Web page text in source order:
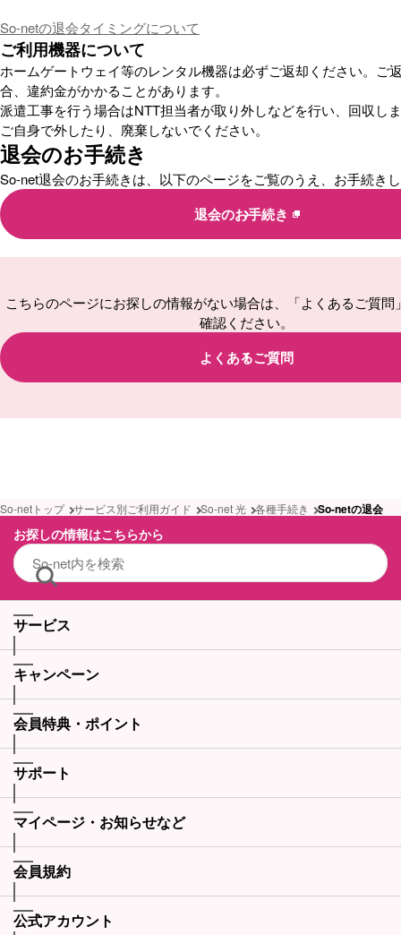
So-netの退会タイミングについて
ご利用機器について
ホームゲートウェイ等のレンタル機器は必ずご返却ください。ご
合、違約金がかかることがあります。
派遣工事を行う場合はNTT担当者が取り外しなどを行い、回収し
ご自身で外したり、廃棄しないでください。
退会のお手続き
So-net退会のお手続きは、以下のページをご覧のうえ、お手続き
退会のお手続き
こちらのページにお探しの情報がない場合は、「よくあるご質問
確認ください。
よくあるご質問
So-netトップ サービス別ご利用ガイド So-net 光 各種手続き So-netの退会
お探しの情報はこちらから
サービス
キャンペーン
会員特典・ポイント
サポート
マイページ・お知らせなど
会員規約
公式アカウント